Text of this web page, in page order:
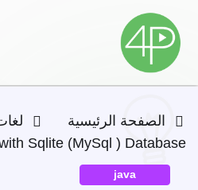
الصفحة الرئيسية
Sqlite (MySql ) Database
java